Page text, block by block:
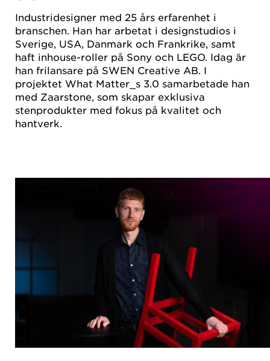
Industridesigner med 25 års erfarenhet i
branschen. Han har arbetat i designstudios i
Sverige, USA, Danmark och Frankrike, samt
haft inhouse-roller på Sony och LEGO. Idag är
han frilansare på SWEN Creative AB. I
projektet What Matter_s 3.0 samarbetade han
med Zaarstone, som skapar exklusiva
stenprodukter med fokus på kvalitet och
hantverk.